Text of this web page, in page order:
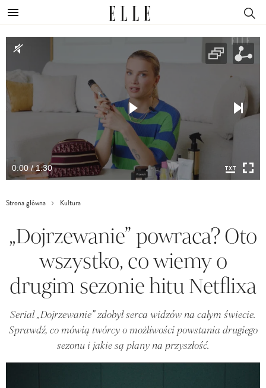
0:00 / 1:30
Strona główna Kultura
„Dojrzewanie” powraca? Oto
wszystko, co wiemy o
drugim sezonie hitu Netflixa
Serial „Dojrzewanie” zdobył serca widzów na całym świecie.
Sprawdź, co mówią twórcy o możliwości powstania drugiego
sezonu i jakie są plany na przyszłość.